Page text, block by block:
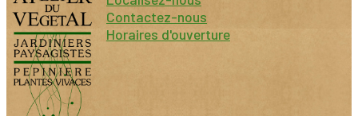
Contactez-nous
Horaires d'ouverture